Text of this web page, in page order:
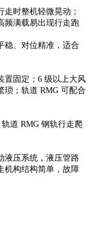
时整机轻微晃动；
频满载易出现行走跑
稳、对位精准，适合
置固定；6 级以上大风
琐；轨道 RMG 可配合
道 RMG 钢轨行走爬
液压系统，液压管路
机构结构简单，故障